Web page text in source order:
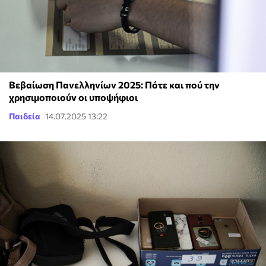
Βεβαίωση Πανελληνίων 2025: Πότε και πού την
χρησιμοποιούν οι υποψήφιοι
Παιδεία 14.07.2025 13:22